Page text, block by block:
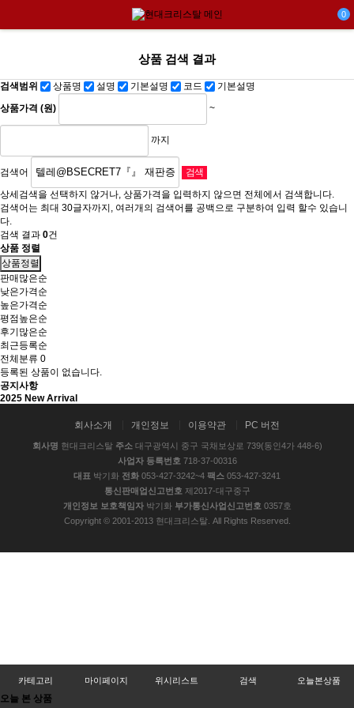
0
상품 검색 결과
검색범위 상품명 설명 기본설명 코드 기본설명
상품가격 (원) ~
까지
검색어
상세검색을 선택하지 않거나, 상품가격을 입력하지 않으면 전체에서 검색합니다.
검색어는 최대 30글자까지, 여러개의 검색어를 공백으로 구분하여 입력 할수 있습니
다.
검색 결과 0건
상품 정렬
상품정렬
판매많은순
낮은가격순
높은가격순
평점높은순
후기많은순
최근등록순
전체분류 0
등록된 상품이 없습니다.
카테고리 마이페이지 위시리스트 검색 오늘본상품
오늘 본 상품
공지사항
2025 New Arrival
회사소개 개인정보 이용약관 PC 버전
회사명 현대크리스탈 주소대구광역시 중구 국채보상로 739(동인4가 448-6)
사업자 등록번호 718-37-00316
대표 박기화 전화 053-427-3242~4 팩스 053-427-3241
통신판매업신고번호 제2017-대구중구
개인정보 보호책임자박기화 부가통신사업신고번호 0357호
Copyright © 2001-2013 현대크리스탈. All Rights Reserved.